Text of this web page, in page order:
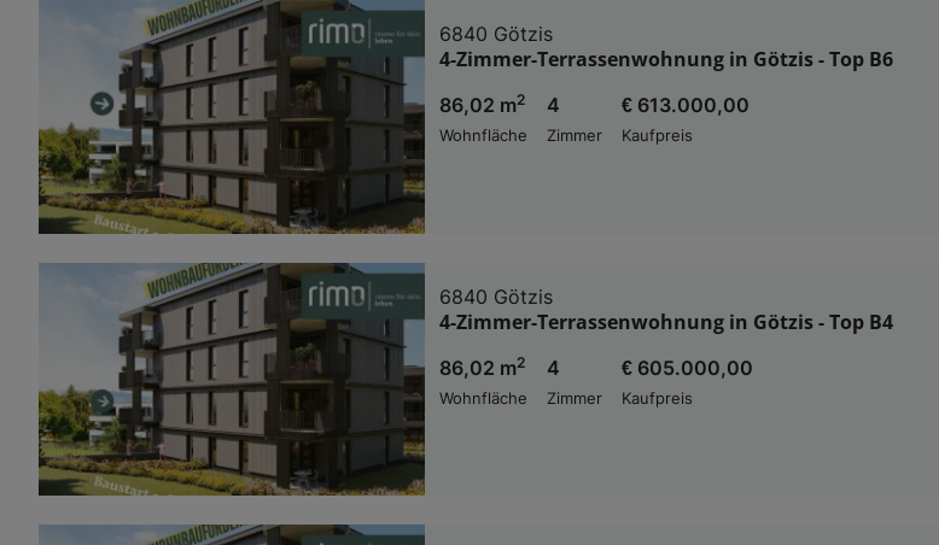
6840 Götzis
4-Zimmer-Terrassenwohnung in Götzis - Top B6
86,02 m2
Wohnfläche
4
Zimmer
€ 613.000,00
Kaufpreis
6840 Götzis
4-Zimmer-Terrassenwohnung in Götzis - Top B4
86,02 m2
Wohnfläche
4
Zimmer
€ 605.000,00
Kaufpreis